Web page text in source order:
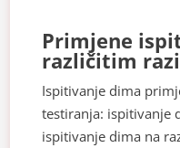
Primjene
različitim
Ispitivanje dima
testiranja: ispitivanje
ispitivanje dima na